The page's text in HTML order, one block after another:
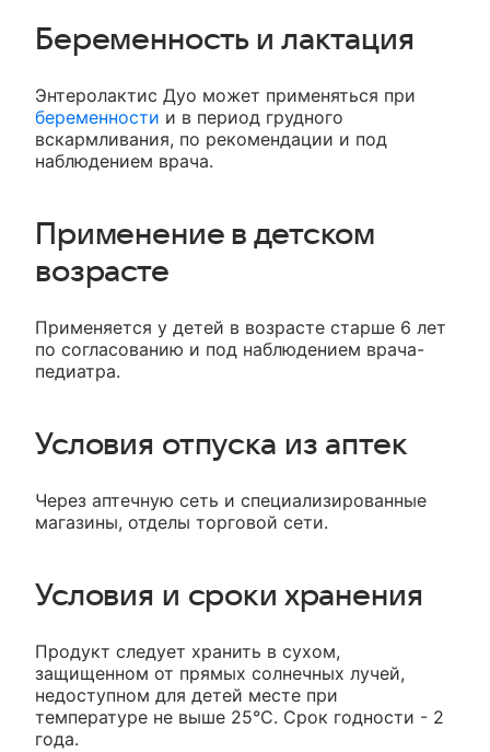
Беременность и лактация
Энтеролактис Дуо может применяться при
беременности и в период грудного
вскармливания, по рекомендации и под
наблюдением врача.
Применение в детском
возрасте
Применяется у детей в возрасте старше 6 лет
по согласованию и под наблюдением врача-
педиатра.
Условия отпуска из аптек
Через аптечную сеть и специализированные
магазины, отделы торговой сети.
Условия и сроки хранения
Продукт следует хранить в сухом,
защищенном от прямых солнечных лучей,
недоступном для детей месте при
температуре не выше 25°С. Срок годности - 2
года.